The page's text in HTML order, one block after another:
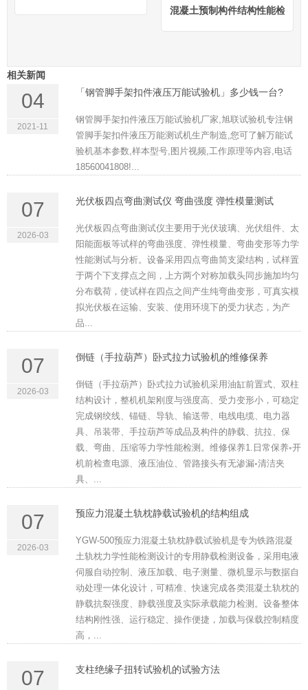
混凝土预制构件结构性能检验装
相关新闻
04
2021-11
「钢管脚手架扣件液压万能试验机」多少钱一台?
钢管脚手架扣件液压万能试验机厂家,旭联试验机专注钢
管脚手架扣件液压万能测试机生产制造,您可了解万能试
验机基本参数,样本型号,图片视频,工作原理等内容,电话
18560041808!...
07
2026-03
光伏板四点弯曲测试仪 弯曲强度 弹性模量测试
光伏板四点弯曲测试仪主要用于光伏玻璃、光伏组件、太
阳能面板等试样的弯曲强度、弹性模量、弯曲变形等力学
性能测试与分析。设备采用四点弯曲简支梁结构，试样置
于两个下支撑点之间，上方两个对称加载头同步施加均匀
分布载荷，使试样在四点之间产生纯弯曲变形，可真实模
拟光伏板在运输、安装、使用环境下的受力状态，为产
品...
07
2026-03
倒链（手拉葫芦）卧式拉力试验机的维修保养
倒链（手拉葫芦）卧式拉力试验机采用油缸前置式、双柱
结构设计，整机机架刚度与强度高、受力变形小，可稳定
完成钢绞线、锚链、导轨、输送带、电线电缆、电力器
具、吊装带、手拉葫芦等成品及构件的静载、抗拉、保
载、弯曲、压缩等力学性能检测。维修保养1.日常保养◦开
机前检查电源、液压油位、管路接头有无渗漏◦清洁夹
具、...
07
2026-03
预应力混凝土轨枕静载试验机的结构组成
YGW-500预应力混凝土轨枕静载试验机是专为铁路混凝
土轨枕力学性能检测设计的专用静载检测设备，采用电液
伺服自动控制、液压加载、电子测量、微机显示与数据自
动处理一体化设计，可精准、快速完成各类混凝土轨枕的
静载抗裂强度、静载强度及实际承载能力检测。设备整体
结构刚性强、运行稳定、操作便捷，加载与保载控制精度
高，...
07 支柱绝缘子扭转试验机的试验方法